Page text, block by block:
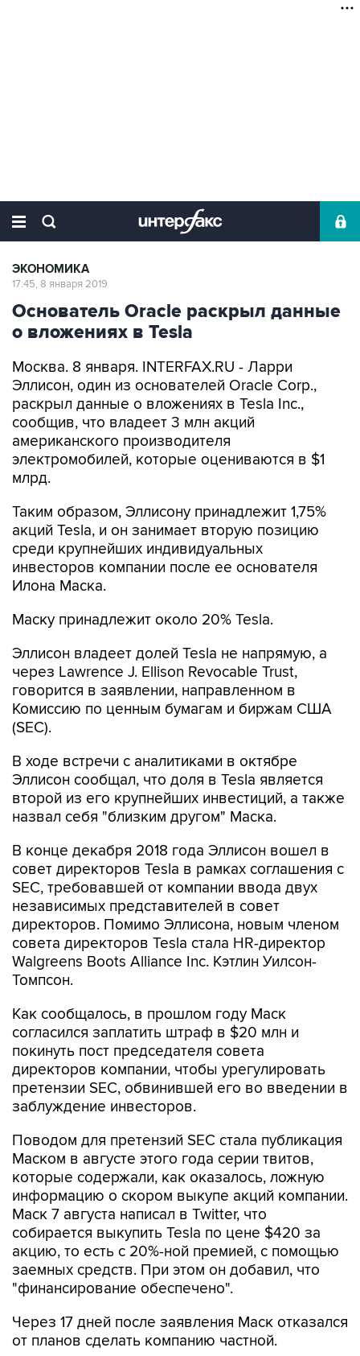
ЭКОНОМИКА
17:45, 8 января 2019
Основатель Oracle раскрыл данные
о вложениях в Tesla
Москва. 8 января. INTERFAX.RU - Ларри
Эллисон, один из основателей Oracle Corp.,
раскрыл данные о вложениях в Tesla Inc.,
сообщив, что владеет 3 млн акций
американского производителя
электромобилей, которые оцениваются в $1
млрд.
Таким образом, Эллисону принадлежит 1,75%
акций Tesla, и он занимает вторую позицию
среди крупнейших индивидуальных
инвесторов компании после ее основателя
Илона Маска.
Маску принадлежит около 20% Tesla.
Эллисон владеет долей Tesla не напрямую, а
через Lawrence J. Ellison Revocable Trust,
говорится в заявлении, направленном в
Комиссию по ценным бумагам и биржам США
(SEC).
В ходе встречи с аналитиками в октябре
Эллисон сообщал, что доля в Tesla является
второй из его крупнейших инвестиций, а также
назвал себя "близким другом" Маска.
В конце декабря 2018 года Эллисон вошел в
совет директоров Tesla в рамках соглашения с
SEC, требовавшей от компании ввода двух
независимых представителей в совет
директоров. Помимо Эллисона, новым членом
совета директоров Tesla стала HR-директор
Walgreens Boots Alliance Inc. Кэтлин Уилсон-
Томпсон.
Как сообщалось, в прошлом году Маск
согласился заплатить штраф в $20 млн и
покинуть пост председателя совета
директоров компании, чтобы урегулировать
претензии SEC, обвинившей его во введении в
заблуждение инвесторов.
Поводом для претензий SEC стала публикация
Маском в августе этого года серии твитов,
которые содержали, как оказалось, ложную
информацию о скором выкупе акций компании.
Маск 7 августа написал в Twitter, что
собирается выкупить Tesla по цене $420 за
акцию, то есть с 20%-ной премией, с помощью
заемных средств. При этом он добавил, что
"финансирование обеспечено".
Через 17 дней после заявления Маск отказался
от планов сделать компанию частной.